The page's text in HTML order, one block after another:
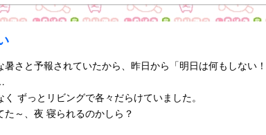
暑さと予報されていたから、昨日から「明日は何もしない
ずっとリビングで各々だらけていました。
た～、夜 寝られるのかしら？